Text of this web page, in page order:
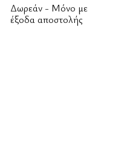
Δωρεάν - Μόνο με
έξοδα αποστολής